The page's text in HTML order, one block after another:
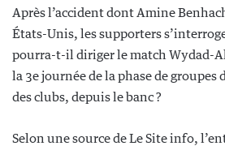
Après l’accident dont Amine
États-Unis, les supporters
pourra-t-il diriger le match Wydad-
la 3e journée de la phase de groupes
des clubs, depuis le banc ?
Selon une source de Le Site info,